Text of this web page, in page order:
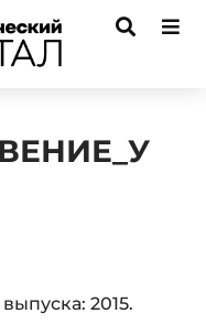
2015.